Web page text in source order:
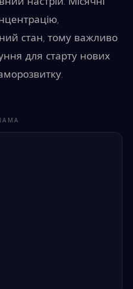
настрій. Місячні
стан, тому важливо
для старту нових